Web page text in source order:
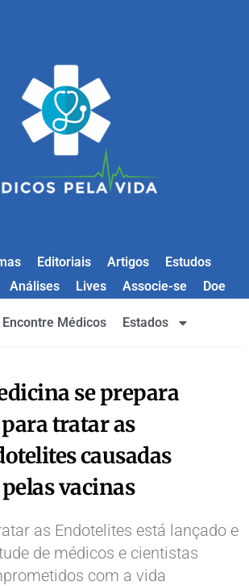
Editoriais Artigos
Estudos
Análises Lives Associe-se Doe
Encontre Médicos Estados
se prepara
para tratar as
causadas
pelas vacinas
as Endotelites está lançado e
de médicos e cientistas
com a vida